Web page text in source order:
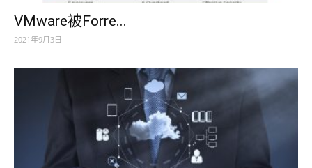
VMware被Forre...
2021年9月3日